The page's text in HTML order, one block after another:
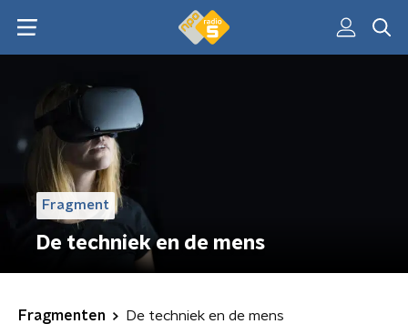
Fragment
De techniek en de mens
Fragmenten De techniek en de mens